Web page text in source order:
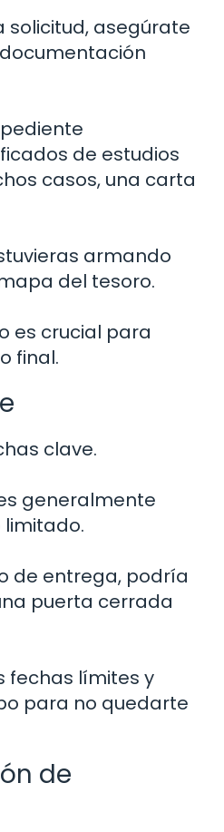
solicitud, asegúrate
de estudios
casos, una carta
armando
del tesoro.
es crucial para
final.
clave.
generalmente
de entrega, podría
puerta cerrada
fechas límites y
para no quedarte
de